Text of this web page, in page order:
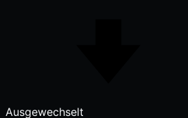
Ausgewechselt